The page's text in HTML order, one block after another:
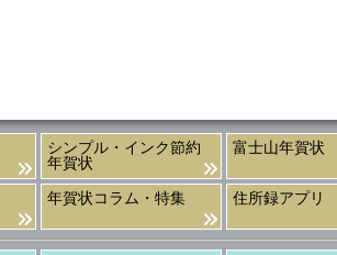
シンプル・インク節約
年賀状
富士山年賀状
年賀状コラム・特集 住所録アプリ